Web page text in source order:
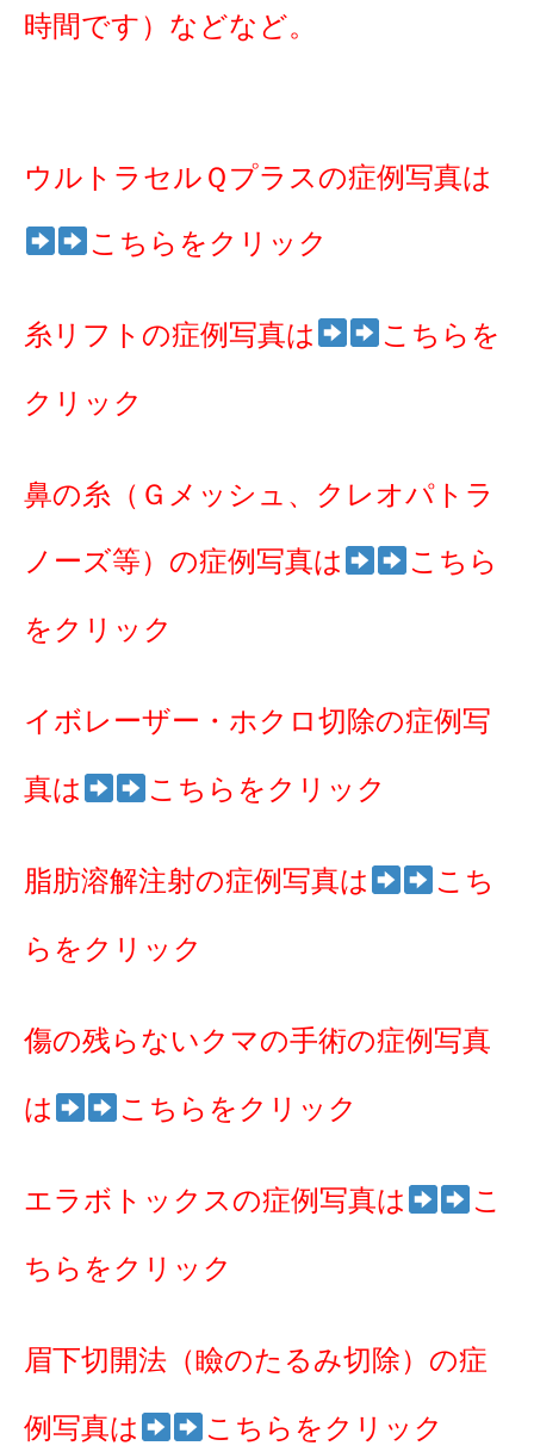
時間です）などなど。
ウルトラセルＱプラスの症例写真は
こちらをクリック
糸リフトの症例写真は こちらを
クリック
鼻の糸（Ｇメッシュ、クレオパトラ
ノーズ等）の症例写真は こちら
をクリック
イボレーザー・ホクロ切除の症例写
真は こちらをクリック
脂肪溶解注射の症例写真は こち
らをクリック
傷の残らないクマの手術の症例写真
は こちらをクリック
エラボトックスの症例写真は こ
ちらをクリック
眉下切開法（瞼のたるみ切除）の症
例写真は こちらをクリック